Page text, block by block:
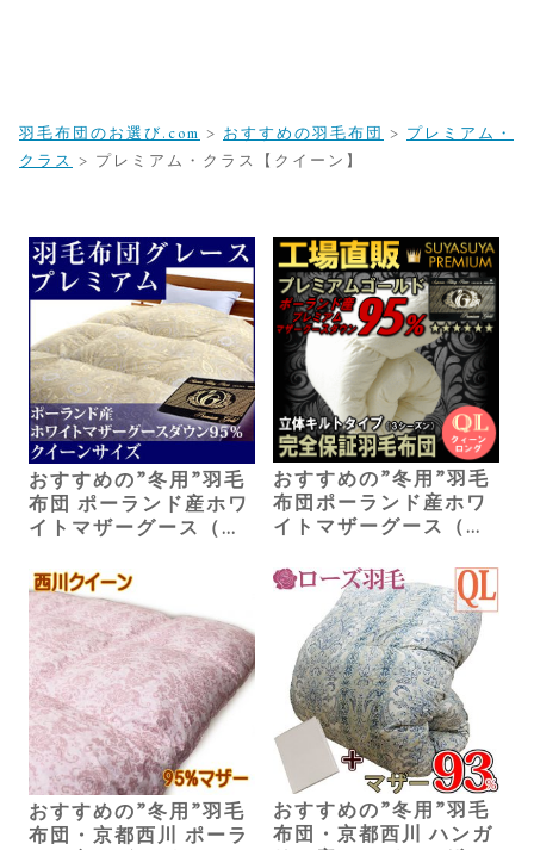
羽毛布団のお選び.com > おすすめの羽毛布団 > プレミアム・
クラス > プレミアム・クラス【クイーン】
おすすめの”冬用”羽毛
布団 ポーランド産ホワ
イトマザーグース（ク
おすすめの”冬用”羽毛
布団ポーランド産ホワ
イトマザーグース（ク
おすすめの”冬用”羽毛
布団・京都西川 ハンガ
おすすめの”冬用”羽毛
布団・京都西川 ポーラ